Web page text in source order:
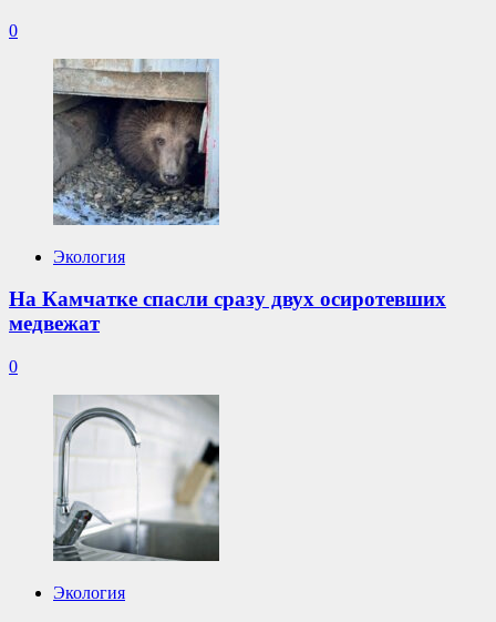
0
Экология
На Камчатке спасли сразу двух осиротевших
медвежат
0
Экология